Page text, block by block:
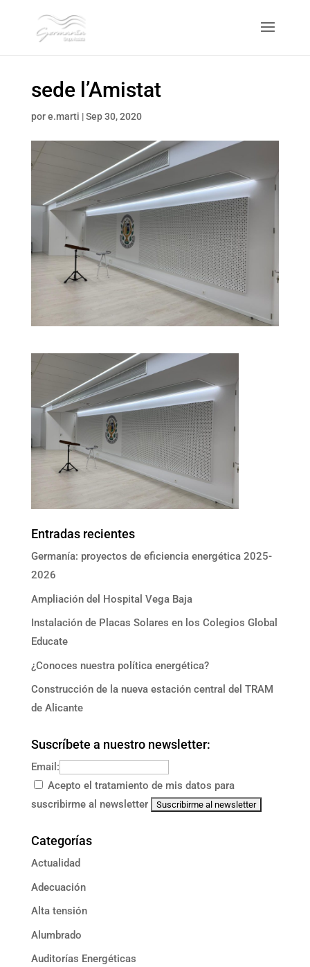
sede l’Amistat
pore.marti |Sep 30, 2020
Entradas recientes
Germanía: proyectos de eficiencia energética 2025-
2026
Ampliación del Hospital Vega Baja
Instalación de Placas Solares en los Colegios Global
Educate
¿Conoces nuestra política energética?
Construcción de la nueva estación central del TRAM
de Alicante
Suscríbete a nuestro newsletter:
Email:
Acepto el tratamiento de mis datos para
suscribirme al newsletter
Categorías
Actualidad
Adecuación
Alta tensión
Alumbrado
Auditorías Energéticas